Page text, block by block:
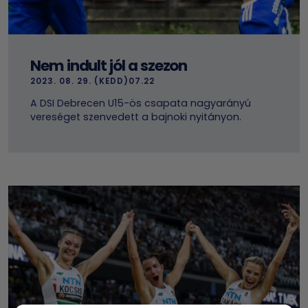
Nem indult jól a szezon
2023. 08. 29. (KEDD)07.22
A DSI Debrecen U15-ös csapata nagyarányú
vereséget szenvedett a bajnoki nyitányon.